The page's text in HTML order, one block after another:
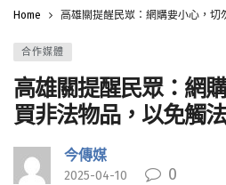
Home 高雄關提醒民眾：網購要小心，切
合作媒體
高雄關提醒民眾：網
買非法物品，以免觸
今傳媒
2025-04-10 0